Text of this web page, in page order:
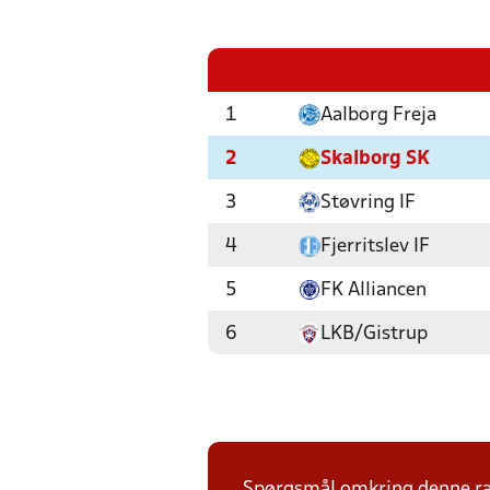
1 Aalborg Freja
2 Skalborg SK
3 Støvring IF
4 Fjerritslev IF
5 FK Alliancen
6 LKB/Gistrup